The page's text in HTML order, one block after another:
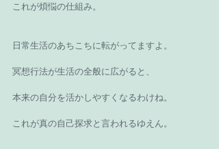
これが煩悩の仕組み。
日常生活のあちこちに転がってますよ。
冥想行法が生活の全般に広がると、
本来の自分を活かしやすくなるわけね。
これが真の自己探求と言われるゆえん。